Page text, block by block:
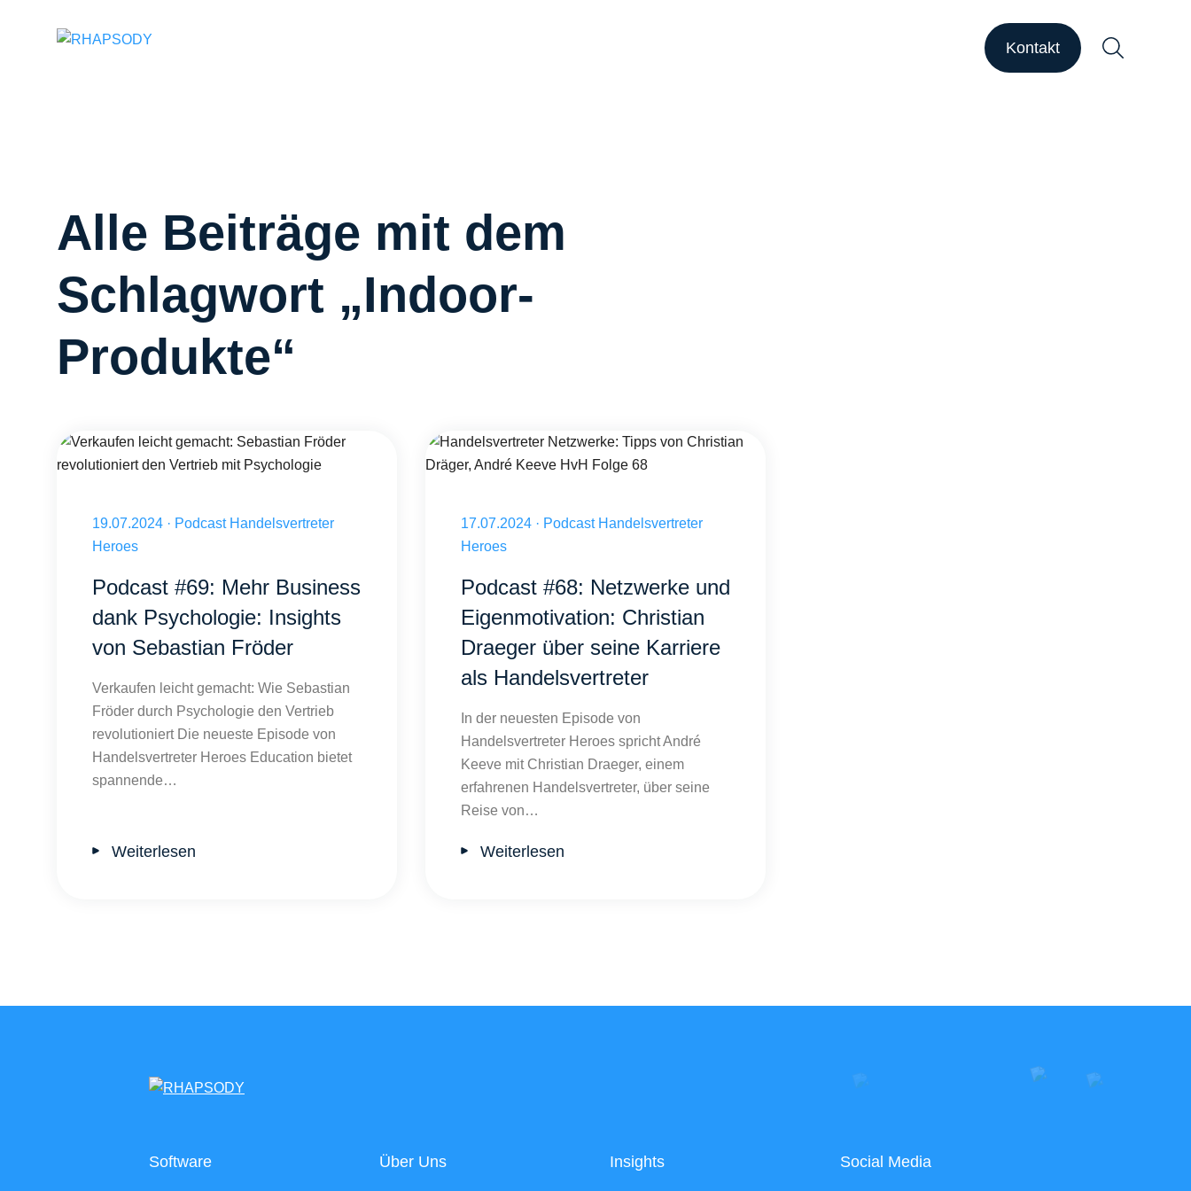
Kontakt
Alle Beiträge mit dem
Schlagwort „Indoor-
Produkte“
Veröffentlicht am 19.07.2024
19.07.2024 · Podcast Handelsvertreter
Heroes
Podcast #69: Mehr Business
dank Psychologie: Insights
von Sebastian Fröder
Verkaufen leicht gemacht: Wie Sebastian
Fröder durch Psychologie den Vertrieb
revolutioniert Die neueste Episode von
Handelsvertreter Heroes Education bietet
spannende…
Weiterlesen
Veröffentlicht am 17.07.2024
17.07.2024 · Podcast Handelsvertreter
Heroes
Podcast #68: Netzwerke und
Eigenmotivation: Christian
Draeger über seine Karriere
als Handelsvertreter
In der neuesten Episode von
Handelsvertreter Heroes spricht André
Keeve mit Christian Draeger, einem
erfahrenen Handelsvertreter, über seine
Reise von…
Weiterlesen
Software Über Uns Insights Social Media